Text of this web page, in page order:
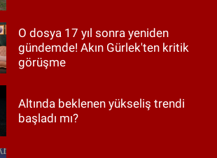
O dosya 17 yıl sonra yeniden
gündemde! Akın Gürlek'ten kritik
görüşme
Altında beklenen yükseliş trendi
başladı mı?